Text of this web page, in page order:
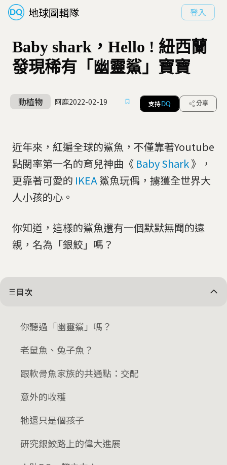
地球圖輯隊 登入
Baby shark，Hello ! 紐西蘭
發現稀有「幽靈鯊」寶寶
動植物 阿鹿2022-02-19 支持 DQ 分享
近年來，紅遍全球的鯊魚，不僅靠著Youtube
點閱率第一名的育兒神曲《 Baby Shark》，
更靠著可愛的 IKEA鯊魚玩偶，擄獲全世界大
人小孩的心。
你知道，這樣的鯊魚還有一個默默無聞的遠
親，名為「銀鮫」嗎？
目次
你聽過「幽靈鯊」嗎？
老鼠魚、兔子魚？
跟軟骨魚家族的共通點：交配
意外的收穫
牠還只是個孩子
研究銀鮫路上的偉大進展